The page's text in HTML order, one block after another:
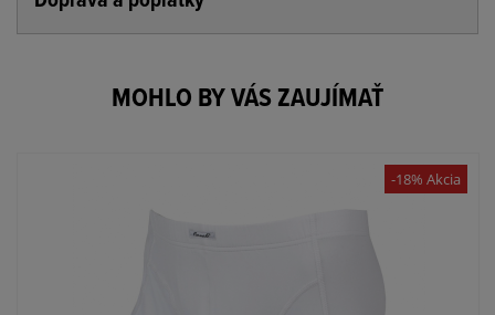
MOHLO BY VÁS ZAUJÍMAŤ
-18% Akcia